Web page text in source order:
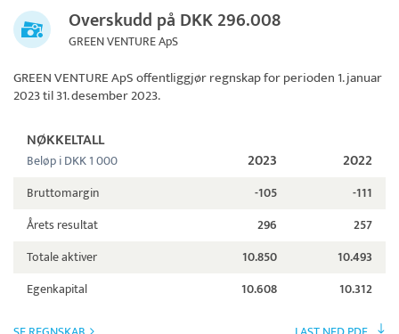
Overskudd på DKK 296.008
GREEN VENTURE ApS
GREEN VENTURE ApSoffentliggjør regnskap for perioden 1. januar
2023 til 31. desember 2023.
NØKKELTALL
Beløp i DKK 1 000 2023 2022
Bruttomargin -105
-111
Årets resultat
296
257
Totale aktiver
10.850
10.493
Egenkapital
10.608 10.312